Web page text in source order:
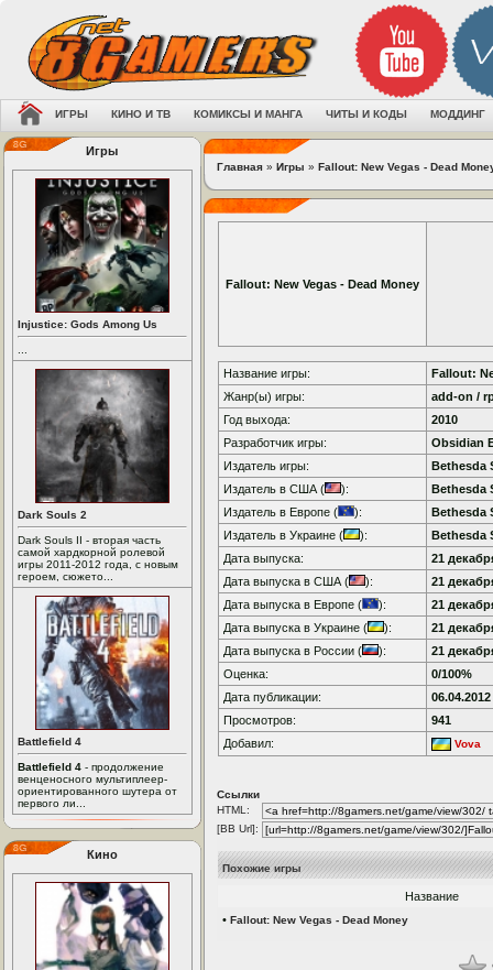
ИГРЫ КИНО И ТВ КОМИКСЫ И МАНГА ЧИТЫ И КОДЫ МОДДИНГ
Игры
Injustice: Gods Among Us
Dark Souls 2
Dark Souls II - вторая часть
самой хардкорной ролевой
игры 2011-2012 года, с новым
героем, сюжето...
Battlefield 4
Battlefield 4 - продолжение
венценосного мультиплеер-
ориентированного шутера от
первого ли...
Кино
Главная » Игры » Fallout: New Vegas - Dead
Fallout: New Vegas - Dead Money
Название игры:
Fallout:
Жанр(ы) игры:
add-on /
Год выхода:
2010
Разработчик игры:
Obsidian
Издатель игры:
Bethesda
Издатель в США (
):
Bethesda
Издатель в Европе (
):
Bethesda
Издатель в Украине (
):
Bethesda
Дата выпуска:
21
Дата выпуска в США (
):
21
Дата выпуска в Европе (
):
21
Дата выпуска в Украине (
):
21
Дата выпуска в России (
):
21
Оценка:
0/100%
Дата публикации:
06.04.2012
Просмотров:
941
Добавил:
Vova
Ссылки
HTML:
[BB Url]:
Похожие игры
Название
• Fallout: New Vegas - Dead Money